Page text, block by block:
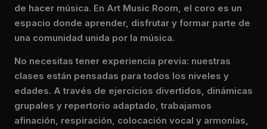
de hacer música. En Art Music Room, el coro es un
espacio donde aprender, disfrutar y formar parte de
una comunidad unida por la música.
No necesitas tener experiencia previa: nuestras
clases están pensadas para todos los niveles y
edades. A través de ejercicios divertidos, dinámicas
grupales y repertorio adaptado, trabajamos
afinación, respiración, colocación vocal y armonías,